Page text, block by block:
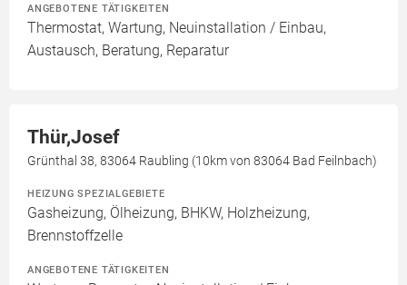
ANGEBOTENE TÄTIGKEITEN
Thermostat, Wartung, Neuinstallation / Einbau,
Austausch, Beratung, Reparatur
Thür,Josef
Grünthal 38, 83064 Raubling (10km von 83064 Bad Feilnbach)
HEIZUNG SPEZIALGEBIETE
Gasheizung, Ölheizung, BHKW, Holzheizung,
Brennstoffzelle
ANGEBOTENE TÄTIGKEITEN